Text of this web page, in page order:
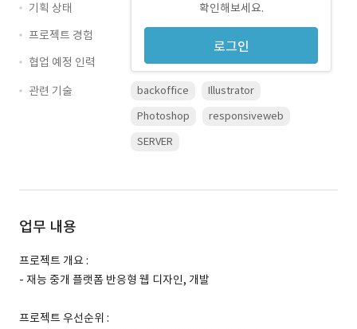
확인해보세요.
로그인
기획 상태
프로젝트 경험
협업 예정 인력
관련 기술
backoffice
Illustrator
Photoshop
responsiveweb
SERVER
업무 내용
프로젝트 개요 :
- 재능 중개 플랫폼 반응형 웹 디자인, 개발
프로젝트 우선순위 :